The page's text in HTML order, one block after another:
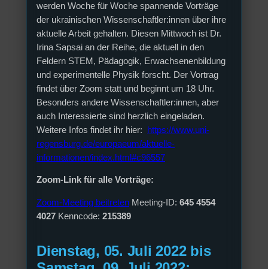
werden Woche für Woche spannende Vorträge
der ukrainischen Wissenschaftler:innen über ihre
aktuelle Arbeit gehalten. Diesen Mittwoch ist Dr.
Irina Sapsai an der Reihe, die aktuell in den
Feldern STEM, Pädagogik, Erwachsenenbildung
und experimentelle Physik forscht. Der Vortrag
findet über Zoom statt und beginnt um 18 Uhr.
Besonders andere Wissenschaftler:innen, aber
auch Interessierte sind herzlich eingeladen.
Weitere Infos findet ihr hier:
https://www.uni-
regensburg.de/europaeum/aktuelle-
informationen/index.html#c96557
Zoom-Link für alle Vorträge:
Zoom-Meeting beitreten Meeting-ID: 645 4554
4027 Kenncode: 215389
Dienstag, 05. Juli 2022 bis